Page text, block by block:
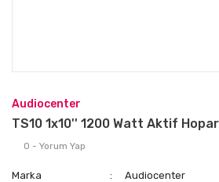
Audiocenter
TS10 1x10'' 1200 Watt Aktif
0 - Yorum Yap
Marka Audiocenter